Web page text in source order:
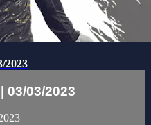
2023
03/03/2023